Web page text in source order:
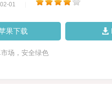
01
果下载
场，安全绿色